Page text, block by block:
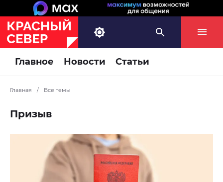
Главное Новости Статьи
Главная / Все темы
Призыв